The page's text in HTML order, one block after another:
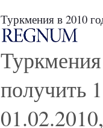
Туркмения в 2010
получить